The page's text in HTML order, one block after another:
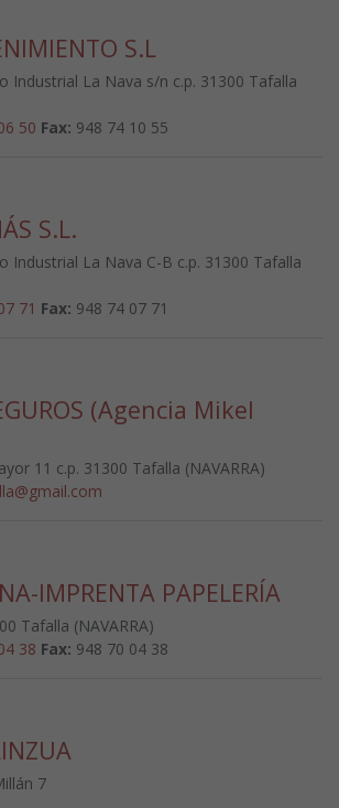
S.L
Industrial La Nava s/n c.p. 31300 Tafalla
50 Fax: 948 74 10 55
S.L.
Industrial La Nava C-B c.p. 31300 Tafalla
71 Fax: 948 74 07 71
(Agencia Mikel
11 c.p. 31300 Tafalla (NAVARRA)
IMPRENTA PAPELERÍA
Tafalla (NAVARRA)
38 Fax: 948 70 04 38
7